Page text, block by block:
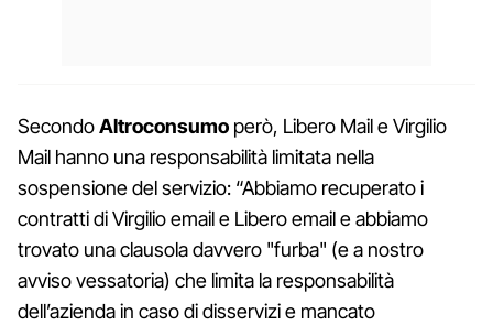
SecondoAltroconsumo però, Libero Mail e Virgilio
Mail hanno una responsabilità limitata nella
sospensione del servizio: “Abbiamo recuperato i
contratti di Virgilio email e Libero email e abbiamo
trovato una clausola davvero "furba" (e a nostro
avviso vessatoria) che limita la responsabilità
dell’azienda in caso di disservizi e mancato